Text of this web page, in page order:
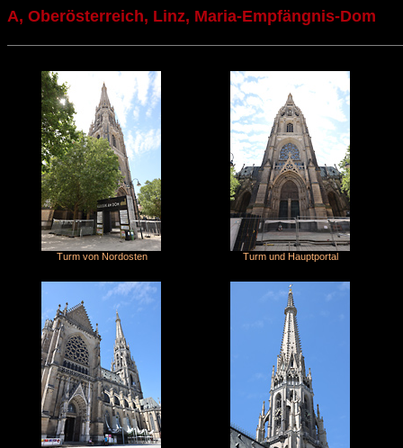
A, Oberösterreich, Linz, Maria-Empfängnis-Dom
Turm von Nordosten Turm und Hauptportal